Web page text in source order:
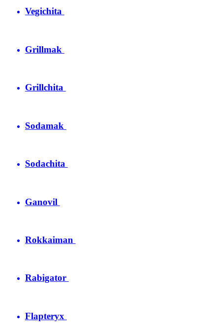
Vegichita
Grillmak
Grillchita
Sodamak
Sodachita
Ganovil
Rokkaiman
Rabigator
Flapteryx